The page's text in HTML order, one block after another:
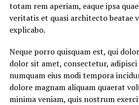
totam rem aperiam, eaque ipsa
veritatis et quasi architecto beatae
explicabo.
Neque porro quisquam est, qui
dolor sit amet, consectetur,
numquam eius modi tempora
dolore magnam aliquam quaerat
minima veniam, quis nostrum